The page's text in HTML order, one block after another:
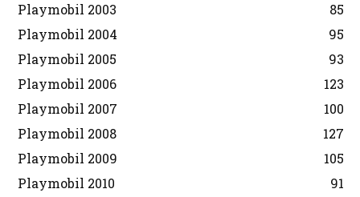
Playmobil 2003
85
Playmobil 2004
95
Playmobil 2005
93
Playmobil 2006
123
Playmobil 2007
100
Playmobil 2008
127
Playmobil 2009
105
Playmobil 2010
91